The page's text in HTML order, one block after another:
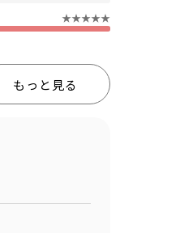
★★★★★
もっと見る